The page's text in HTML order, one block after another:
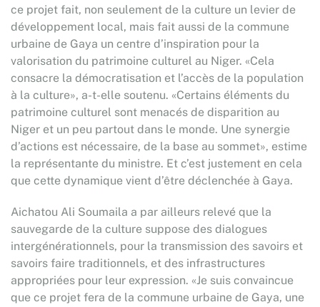
ce projet fait, non seulement de la culture un levier de
développement local, mais fait aussi de la commune
urbaine de Gaya un centre d’inspiration pour la
valorisation du patrimoine culturel au Niger. «Cela
consacre la démocratisation et l’accès de la population
à la culture», a-t-elle soutenu. «Certains éléments du
patrimoine culturel sont menacés de disparition au
Niger et un peu partout dans le monde. Une synergie
d’actions est nécessaire, de la base au sommet», estime
la représentante du ministre. Et c’est justement en cela
que cette dynamique vient d’être déclenchée à Gaya.
Aichatou Ali Soumaila a par ailleurs relevé que la
sauvegarde de la culture suppose des dialogues
intergénérationnels, pour la transmission des savoirs et
savoirs faire traditionnels, et des infrastructures
appropriées pour leur expression. «Je suis convaincue
que ce projet fera de la commune urbaine de Gaya, une